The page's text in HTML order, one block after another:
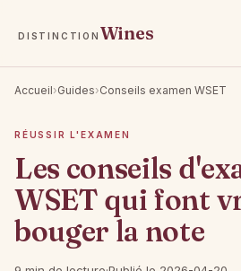
DISTINCTION Wines
Accueil›Guides›Conseils examen WSET
RÉUSSIR L'EXAMEN
Les conseils
WSET qui font
bouger la note